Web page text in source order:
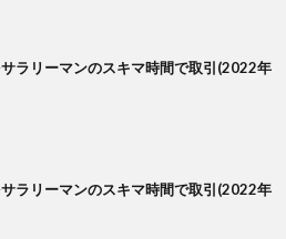
ラリーマンのスキマ時間で取引(2022年
ラリーマンのスキマ時間で取引(2022年